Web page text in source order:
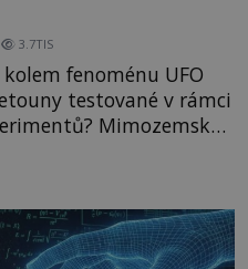
3.7TIS
fenoménu UFO
testované v rámci
nám neznámý úkol?
po mostech
vzrušeně diskutují